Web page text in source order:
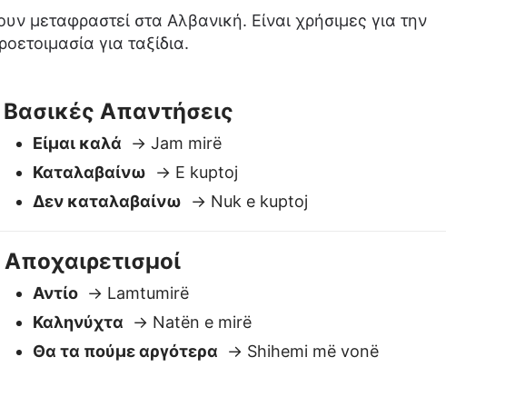
Αποχαιρετισμοί
Αντίο→ Lamtumirë
Ναι / Όχι / Ίσως
Όχι→ Jo
Ίσως→ Ndoshta